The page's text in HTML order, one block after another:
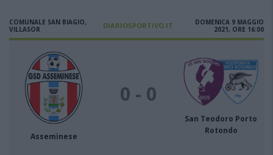
COMUNALE SAN BIAGIO,
VILLASOR
DIARIOSPORTIVO.IT
DOMENICA 9 MAGGIO
2021, ORE 16:00
Asseminese
0 - 0
San Teodoro Porto
Rotondo